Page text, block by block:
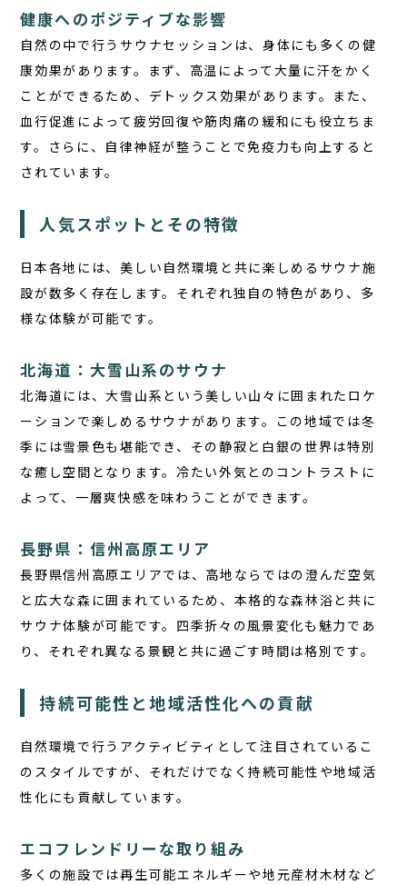
健康へのポジティブな影響
自然の中で行うサウナセッションは、身体にも多くの健
康効果があります。まず、高温によって大量に汗をかく
ことができるため、デトックス効果があります。また、
血行促進によって疲労回復や筋肉痛の緩和にも役立ちま
す。さらに、自律神経が整うことで免疫力も向上すると
されています。
人気スポットとその特徴
日本各地には、美しい自然環境と共に楽しめるサウナ施
設が数多く存在します。それぞれ独自の特色があり、多
様な体験が可能です。
北海道：大雪山系のサウナ
北海道には、大雪山系という美しい山々に囲まれたロケ
ーションで楽しめるサウナがあります。この地域では冬
季には雪景色も堪能でき、その静寂と白銀の世界は特別
な癒し空間となります。冷たい外気とのコントラストに
よって、一層爽快感を味わうことができます。
長野県：信州高原エリア
長野県信州高原エリアでは、高地ならではの澄んだ空気
と広大な森に囲まれているため、本格的な森林浴と共に
サウナ体験が可能です。四季折々の風景変化も魅力であ
り、それぞれ異なる景観と共に過ごす時間は格別です。
持続可能性と地域活性化への貢献
自然環境で行うアクティビティとして注目されているこ
のスタイルですが、それだけでなく持続可能性や地域活
性化にも貢献しています。
エコフレンドリーな取り組み
多くの施設では再生可能エネルギーや地元産材木材など